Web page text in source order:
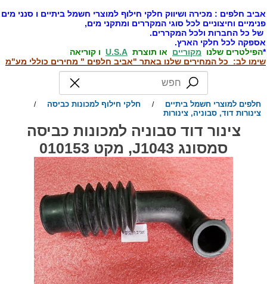
חלפים : מכירה ושיווק חלקי חילוף למוצרי חשמל ביתיים ו סנני מים
וחיצוניים לכל סוגי המקררים ומתקני מים,
כל החברות ולכל המקררים.
לכל חלקי הארץ.
הפילטרים שלנו מקורייםאו תוצרת U.S.Aו קוריאה
לב: כל המחירים שלנו באתר "אביב חלפים " מחירים כוללי מע"מ
חלפים למוצרי חשמל ביתיים חלקי חילוף למכונות כביסה
צינורות דוד, סבוניה, צינורות
צינור דוד סבוניה למכונות כביסה
סמסונג J1043, מקט 010153